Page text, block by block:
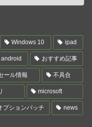
Windows 10 ipad
android おすすめ記事
ール情報 不具合
microsoft
プションパッチ news